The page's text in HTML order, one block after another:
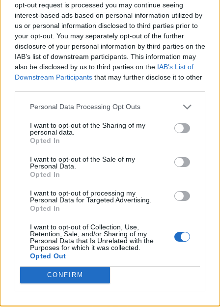
opt-out request is processed you may continue seeing
interest-based ads based on personal information utilized by
us or personal information disclosed to third parties prior to
your opt-out. You may separately opt-out of the further
disclosure of your personal information by third parties on the
IAB’s list of downstream participants. This information may
also be disclosed by us to third parties on the IAB’s List of
Downstream Participants that may further disclose it to other
Personal Data Processing Opt Outs
I want to opt-out of the Sharing of my
personal data.
Opted In
I want to opt-out of the Sale of my
Personal Data.
Opted In
I want to opt-out of processing my
Personal Data for Targeted Advertising.
Opted In
I want to opt-out of Collection, Use,
Retention, Sale, and/or Sharing of my
Personal Data that Is Unrelated with the
Purposes for which it was collected.
Opted Out
CONFIRM
PACE (Peia)
Acțiunea Conservatoare (Târziu)
PDF (Lazarus)
PUSL (D. Voiculescu)
PNȚCD (Pavelescu)
PNCR (Terheș)
Partidul Patrioților (Surugiu)
FAR (Coarnă)
România pe Primul Loc (Ponta)
Altul
Arhiva sondajelor